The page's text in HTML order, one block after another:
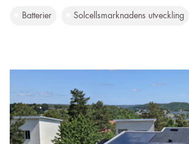
Batterier Solcellsmarknadens utveckling